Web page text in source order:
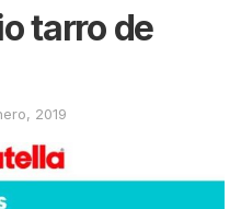
tarro de
2019